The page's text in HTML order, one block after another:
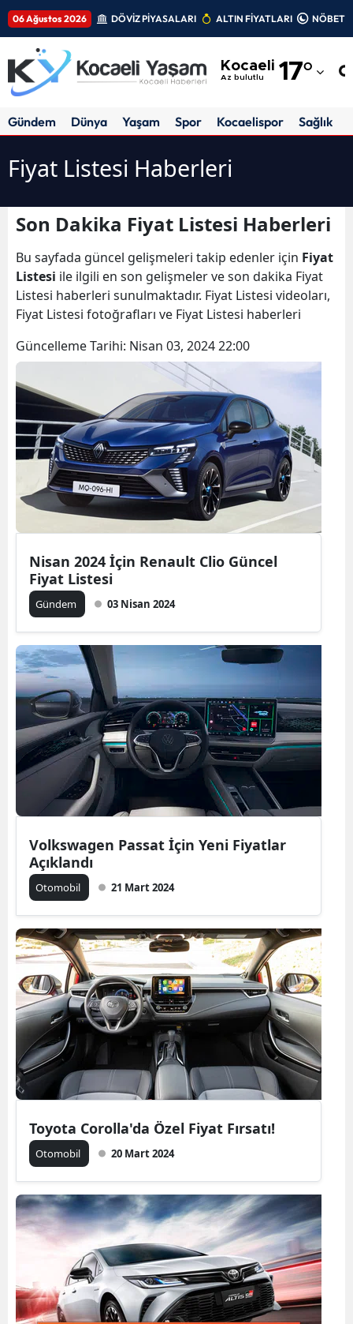
06 Ağustos 2026 DÖVİZ PİYASALARI ALTIN FİYATLARI
Kocaeli
Az bulutlu 17°
Adıyaman
Ankara
Artvin
Aydın
Balıkesir
Bingöl
Bitlis
Bolu
Burdur
Bursa
Çanakkale
Çorum
Denizli
Diyarbakır
Edirne
Elazığ
Erzincan
Eskişehir
Giresun
Gümüşhane
Hakkari
Hatay
Isparta
Mersin
Kars
Kastamonu
Kayseri
Kırklareli
Kırşehir
Gündem Dünya Yaşam Spor Kocaelispor Sağlık
Fiyat Listesi Haberleri
Son Dakika Fiyat Listesi Haberleri
Bu sayfada güncel gelişmeleri takip edenler için Fiyat
Listesi ile ilgili en son gelişmeler ve son dakika Fiyat
Listesi haberleri sunulmaktadır. Fiyat Listesi videoları,
Fiyat Listesi fotoğrafları ve Fiyat Listesi haberleri
Güncelleme Tarihi: Nisan 03, 2024 22:00
Nisan 2024 İçin Renault Clio Güncel
Fiyat Listesi
Gündem 03 Nisan 2024
Volkswagen Passat İçin Yeni Fiyatlar
Açıklandı
Otomobil 21 Mart 2024
Toyota Corolla'da Özel Fiyat Fırsatı!
Otomobil 20 Mart 2024